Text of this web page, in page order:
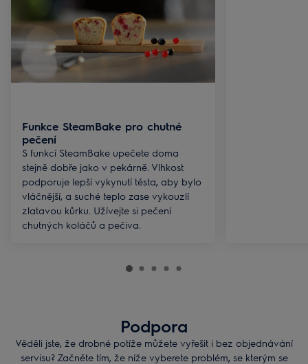
Funkce SteamBake pro chutné
pečení
S funkcí SteamBake upečete doma
stejně dobře jako v pekárně. Vlhkost
podporuje lepší vykynutí těsta, aby bylo
vláčnější, a suché teplo zase vykouzlí
zlatavou kůrku. Užívejte si pečení
chutných koláčů a pečiva.
Podpora
Věděli jste, že drobné potíže můžete vyřešit i bez objednávání
servisu? Začněte tím, že níže vyberete problém, se kterým se